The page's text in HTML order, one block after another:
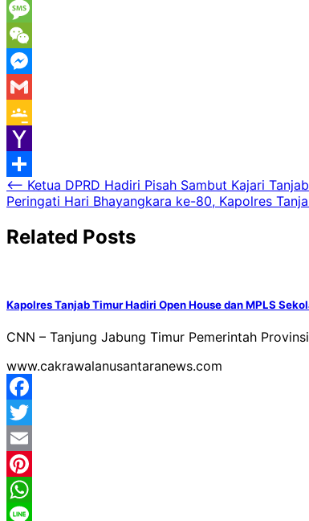
Viber
Message
WeChat
Messenger
Gmail
Google
Classroom
Yahoo
Mail
Share
Navigasi
pos
⟵ Ketua DPRD Hadiri Pisah Sambut Kajari
Peringati Hari Bhayangkara ke-80, Kapolres
Related Posts
Kapolres Tanjab Timur Hadiri Open House dan MPLS
CNN – Tanjung Jabung Timur Pemerintah
www.cakrawalanusantaranews.com
Facebook
Twitter
Email
Pinterest
WhatsApp